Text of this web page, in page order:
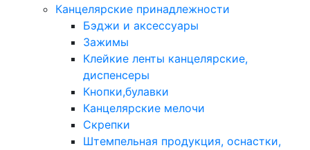
Канцелярские принадлежности
Бэджи и аксессуары
Зажимы
Клейкие ленты канцелярские,
диспенсеры
Кнопки,булавки
Канцелярские мелочи
Скрепки
Штемпельная продукция, оснастки,